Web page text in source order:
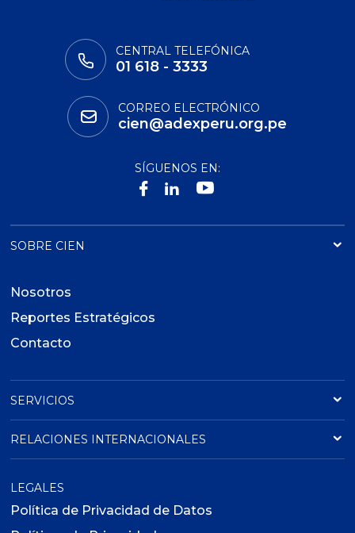
CENTRAL TELEFÓNICA
01 618 - 3333
CORREO ELECTRÓNICO
cien@adexperu.org.pe
SÍGUENOS EN:
SOBRE CIEN
Nosotros
Reportes Estratégicos
Contacto
SERVICIOS
RELACIONES INTERNACIONALES
LEGALES
Política de Privacidad de Datos